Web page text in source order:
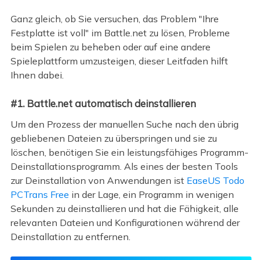
Ganz gleich, ob Sie versuchen, das Problem "Ihre
Festplatte ist voll" im Battle.net zu lösen, Probleme
beim Spielen zu beheben oder auf eine andere
Spieleplattform umzusteigen, dieser Leitfaden hilft
Ihnen dabei.
#1. Battle.net automatisch deinstallieren
Um den Prozess der manuellen Suche nach den übrig
gebliebenen Dateien zu überspringen und sie zu
löschen, benötigen Sie ein leistungsfähiges Programm-
Deinstallationsprogramm. Als eines der besten Tools
zur Deinstallation von Anwendungen ist EaseUS Todo
PCTrans Free in der Lage, ein Programm in wenigen
Sekunden zu deinstallieren und hat die Fähigkeit, alle
relevanten Dateien und Konfigurationen während der
Deinstallation zu entfernen.